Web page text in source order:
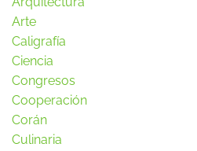
Arte
Caligrafía
Ciencia
Congresos
Cooperación
Corán
Culinaria